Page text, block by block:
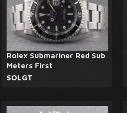
Rolex Submariner Red Sub
Meters First
SOLGT